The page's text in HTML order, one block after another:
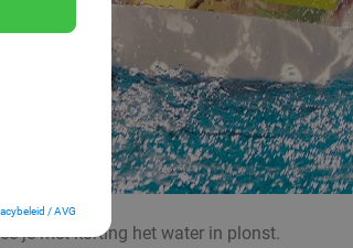
/ AVG
je met korting het water in plonst.